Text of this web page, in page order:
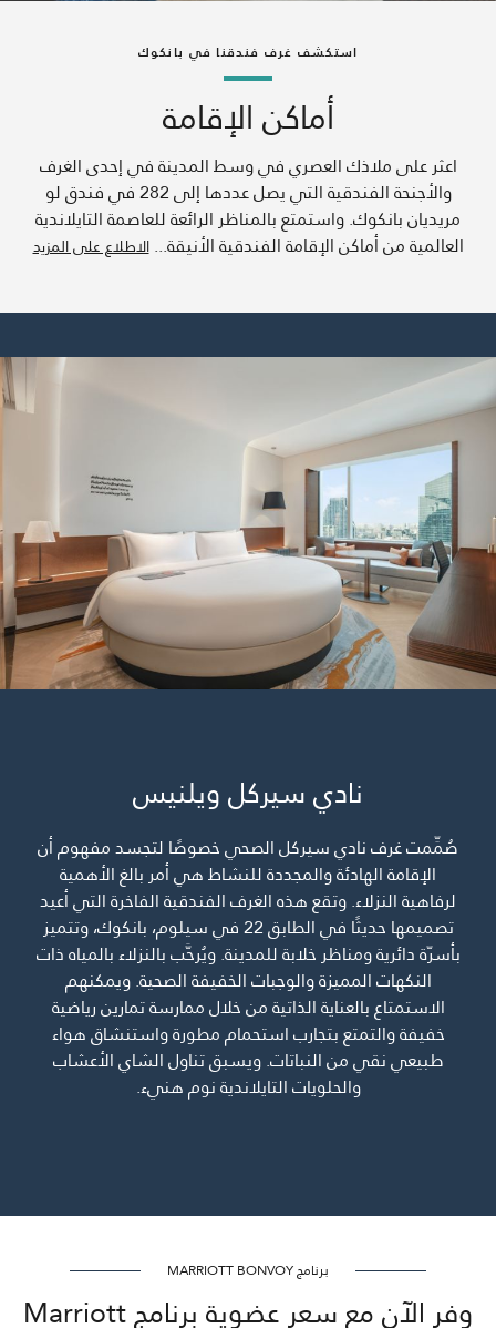
استكشف غرف فندقنا في بانكوك
أماكن الإقامة
اعثر على ملاذك العصري في وسط المدينة في إحدى الغرف
والأجنحة الفندقية التي يصل عددها إلى 282 في فندق لو
مريديان بانكوك. واستمتع بالمناظر الرائعة للعاصمة التايلاندية
العالمية من أماكن الإقامة الفندقية الأنيقة... الاطلاع على المزيد
نادي سيركل ويلنيس
صُمِّمت غرف نادي سيركل الصحي خصوصًا لتجسد مفهوم أن
الإقامة الهادئة والمجددة للنشاط هي أمر بالغ الأهمية
لرفاهية النزلاء. وتقع هذه الغرف الفندقية الفاخرة التي أعيد
تصميمها حديثًا في الطابق 22 في سيلوم، بانكوك​، وتتميز
بأسرّة دائرية ومناظر خلابة للمدينة. ويُرحَّب بالنزلاء بالمياه ذات
النكهات المميزة والوجبات الخفيفة الصحية. ويمكنهم
الاستمتاع بالعناية الذاتية من خلال ممارسة تمارين رياضية
خفيفة والتمتع بتجارب استحمام مطورة واستنشاق هواء
طبيعي نقي من النباتات. ويسبق تناول الشاي الأعشاب
والحلويات التايلاندية نوم هنيء.
برنامج MARRIOTT BONVOY
وفر الآن مع سعر عضوية برنامج Marriott